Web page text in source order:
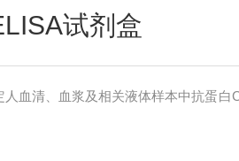
试剂盒
血清、血浆及相关液体样本中抗蛋白